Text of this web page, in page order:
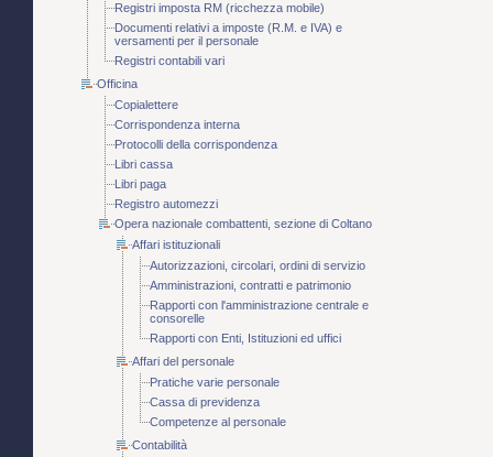
Registri imposta RM (ricchezza mobile)
Documenti relativi a imposte (R.M. e IVA) e
versamenti per il personale
Registri contabili vari
Officina
Copialettere
Corrispondenza interna
Protocolli della corrispondenza
Libri cassa
Libri paga
Registro automezzi
Opera nazionale combattenti, sezione di Coltano
Affari istituzionali
Autorizzazioni, circolari, ordini di servizio
Amministrazioni, contratti e patrimonio
Rapporti con l'amministrazione centrale e
consorelle
Rapporti con Enti, Istituzioni ed uffici
Affari del personale
Pratiche varie personale
Cassa di previdenza
Competenze al personale
Contabilità